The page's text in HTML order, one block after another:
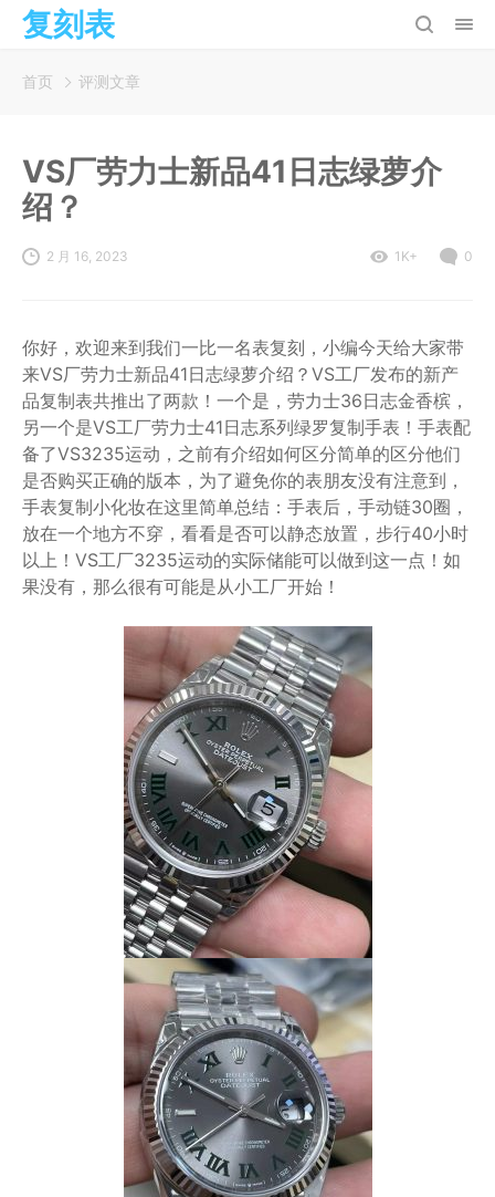
复刻表
首页 评测文章
VS厂劳力士新品41日志绿萝介
绍？
2 月 16, 2023 1K+ 0
你好，欢迎来到我们一比一名表复刻，小编今天给大家带
来VS厂劳力士新品41日志绿萝介绍？VS工厂发布的新产
品复制表共推出了两款！一个是，劳力士36日志金香槟，
另一个是VS工厂劳力士41日志系列绿罗复制手表！手表配
备了VS3235运动，之前有介绍如何区分简单的区分他们
是否购买正确的版本，为了避免你的表朋友没有注意到，
手表复制小化妆在这里简单总结：手表后，手动链30圈，
放在一个地方不穿，看看是否可以静态放置，步行40小时
以上！VS工厂3235运动的实际储能可以做到这一点！如
果没有，那么很有可能是从小工厂开始！